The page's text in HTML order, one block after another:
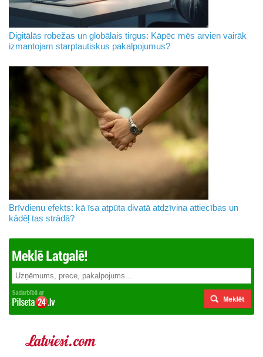
Digitālās robežas un globālais tirgus: Kāpēc mēs arvien vairāk
izmantojam starptautiskus pakalpojumus?
Brīvdienu efekts: kā īsa atpūta divatā atdzīvina attiecības un
kādēļ tas strādā?